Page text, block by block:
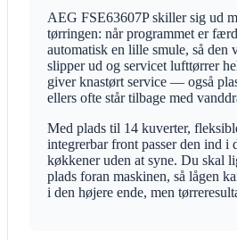
AEG FSE63607P skiller sig ud
tørringen: når programmet er
automatisk en lille smule, så den
slipper ud og servicet lufttørrer
giver knastørt service — også
ellers ofte står tilbage med
Med plads til 14 kuverter,
integrerbar front passer den ind i
køkkener uden at syne. Du skal
plads foran maskinen, så lågen
i den højere ende, men